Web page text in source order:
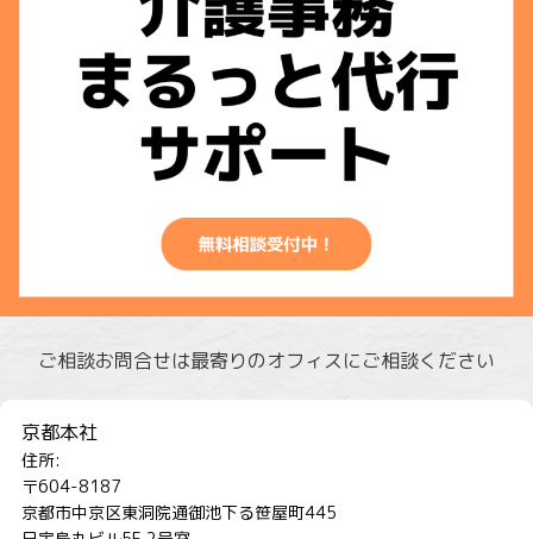
ご相談お問合せは最寄りのオフィスにご相談ください
京都本社
住所:
〒604-8187
京都市中京区東洞院通御池下る笹屋町445